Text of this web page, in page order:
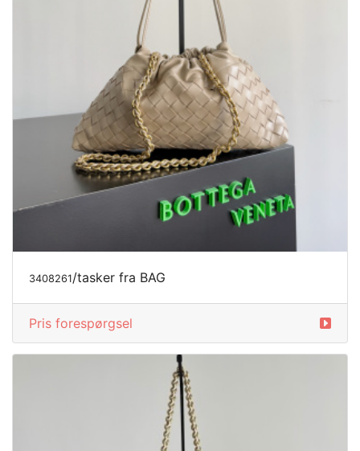
3408261/tasker fra BAG
Pris forespørgsel